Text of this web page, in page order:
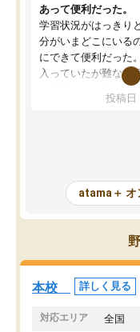
あって便利だった。
学習状況がはっきり
分がいまどこにいる
にできて便利だった
入っていたが難なく
も部活でも結果を残
かった。また問題演
が、自分で自分の管
とっては難しい部分
かと思った。
投稿日
atama＋ オ
本校 詳しく見る
対応エリア 全国